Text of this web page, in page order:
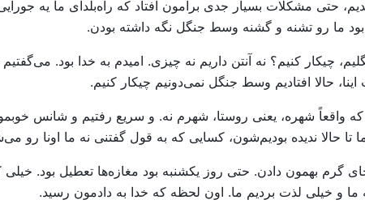
حتی مشکلات بسیار جدی برامون افتاد که راه‌بلدای ما یه
بود ما رو تشنه و گشنه وسط جنگل نگه داشته بودن.
چیکار کنیم؟ نه آنتن داریم نه چیزی. امیدم به خدا بود. می‌گفتیم
حالا افتادیم وسط جنگل نمی‌دونیم چیکار کنیم.
که واقعاً شهره، یعنی روستا، شهرم نه. و سریع رفتیم و شانس
حالا ندیده بودیم‌شون، کسایی که به قول گفتنی نه ما اونا رو
بهمون دادن. حتی روز یکشنبه بود مغازه‌ها تعطیل بود.
و خیلی لذت بردیم ما. اون لحظه که خدا به دادمون رسید.